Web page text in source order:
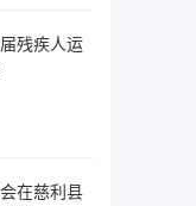
残疾人运
在慈利县